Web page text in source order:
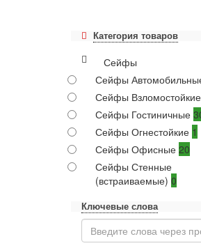
Категория товаров
Сейфы
Сейфы
Сейфы Взломостойкие
Сейфы Гостиничные
Сейфы Огнестойкие 1
Сейфы Офисные 20
Сейфы Стенные
(встраиваемые) 0
Ключевые слова